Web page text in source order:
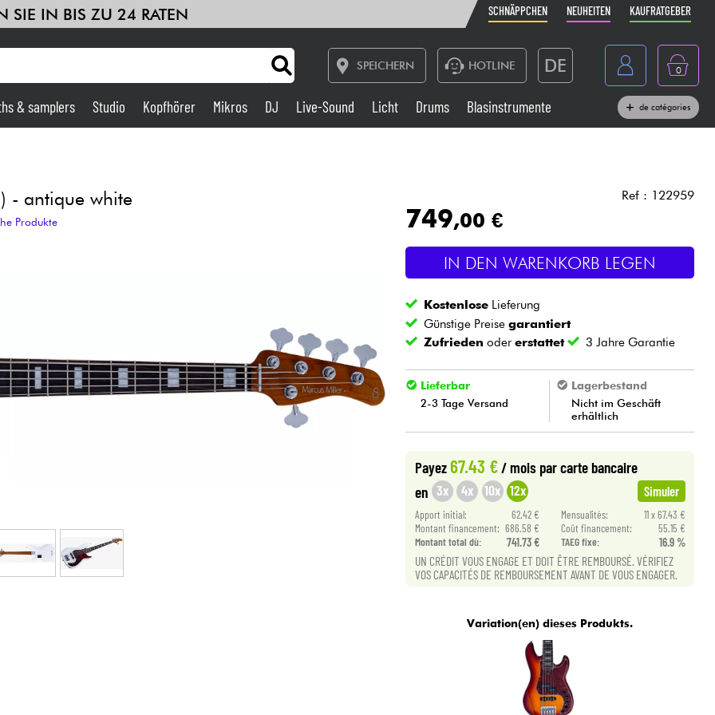
SIE IN BIS ZU 24 RATEN SCHNÄPPCHEN NEUHEITEN KAUFRATGEBER
SPEICHERN HOTLINE DE
Belgique
Nederland
0
Live-Sound
Blasinstrumente
Kabel & Zubehöre
Bundle
Sehen Sie sich unsere Marken an
& samplers Studio Kopfhörer Mikros DJ Live-Sound Licht Drums Blasinstrumente de catégories
- antique white
Produkte
Ref : 122959
749,00 €
IN DEN WARENKORB LEGEN
Kostenlose Lieferung
Günstige Preisegarantiert
Zufrieden odererstattet 3 Jahre Garantie
Lieferbar
2-3 Tage Versand
Lagerbestand
Nicht im Geschäft
erhältlich
Payez67.43 €/ mois par carte bancaire
en 3x 4x 10x 12x Simuler
Apport initial: 62.42 € Mensualités:
11 x 67.43 €
Montant financement: 686.58 € Coût financement:
55.15 €
Montant total dù:
741.73 € TAEG fixe: 16.9 %
UN CRÉDIT VOUS ENGAGE ET DOIT ÊTRE REMBOURSÉ. VÉRIFIEZ
VOS CAPACITÉS DE REMBOURSEMENT AVANT DE VOUS ENGAGER.
Variation(en) dieses Produkts.